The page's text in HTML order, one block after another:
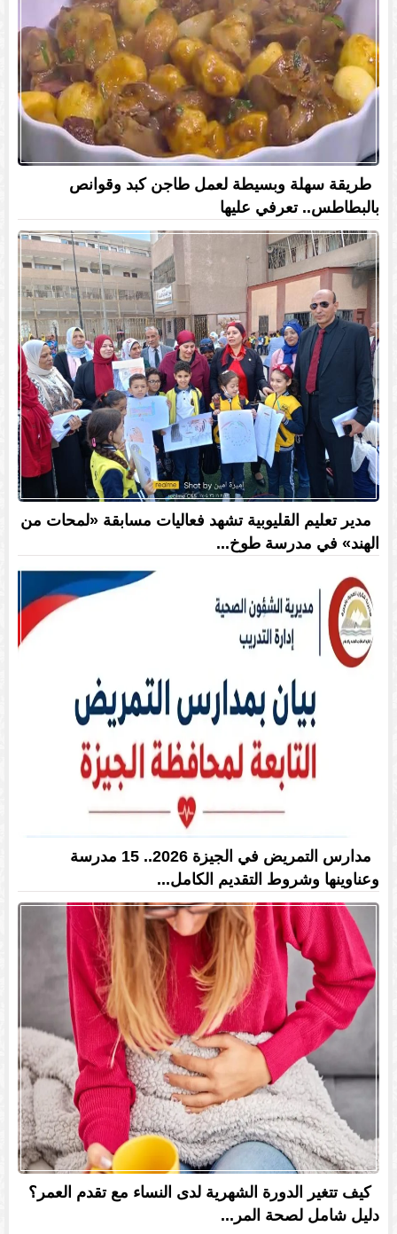
طريقة سهلة وبسيطة لعمل طاجن كبد وقوانص
بالبطاطس.. تعرفي عليها
مدير تعليم القليوبية تشهد فعاليات مسابقة «لمحات من
الهند» في مدرسة طوخ...
مدارس التمريض في الجيزة 2026.. 15 مدرسة
وعناوينها وشروط التقديم الكامل...
كيف تتغير الدورة الشهرية لدى النساء مع تقدم العمر؟
دليل شامل لصحة المر...